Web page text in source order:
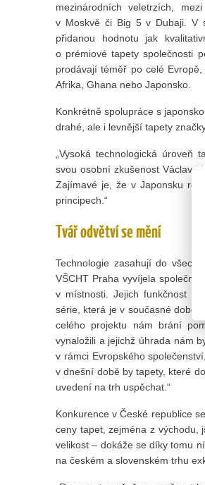
mezinárodních veletrzích,
v Moskvě či Big 5 v Dubaji. V
přidanou hodnotu jak
o prémiové tapety společnosti
prodávají téměř po celé
Afrika, Ghana nebo Japonsko.
Konkrétně spolupráce s
drahé, ale i levnější tapety
„Vysoká technologická úroveň
svou osobní zkušenost Václav
Zajímavé je, že v Japonsku
principech.“
Tvář odvětví se mění
Technologie zasahují do všech
VŠCHT Praha vyvíjela
v místnosti. Jejich funkčnost
série, která je v současné době
celého projektu nám brání
vynaložili a jejichž úhrada nám
v rámci Evropského
v dnešní době by tapety, které
uvedení na trh uspěchat.“
Konkurence v České republice
ceny tapet, zejména z východu,
velikost – dokáže se díky tomu
na českém a slovenském trhu